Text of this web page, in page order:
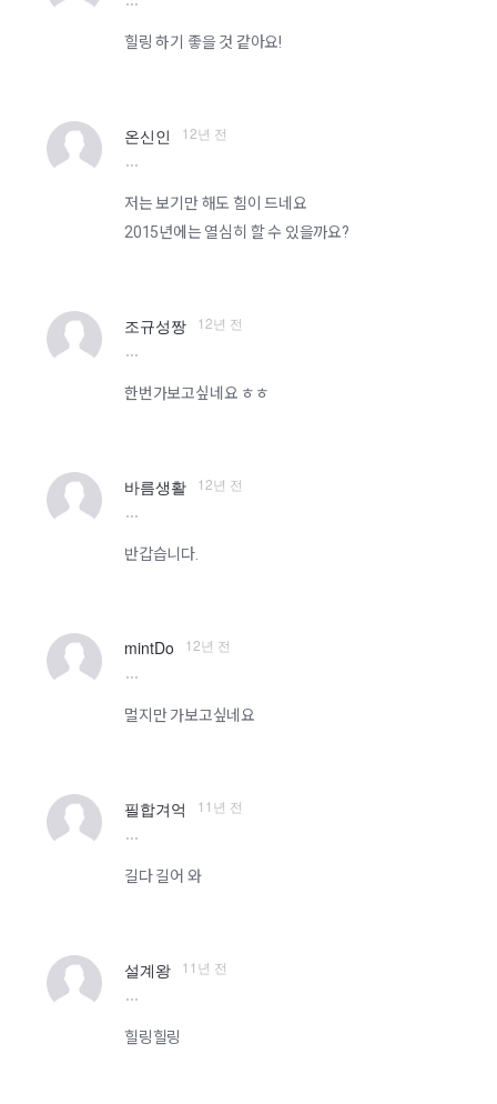
힐링 하기 좋을 것 같아요!
온신인 12년 전
저는 보기만 해도 힘이 드네요
2015년에는 열심히 할 수 있을까요?
조규성짱 12년 전
한번가보고싶네요 ㅎㅎ
바름생활 12년 전
반갑습니다.
mintDo 12년 전
멀지만 가보고싶네요
필합겨억 11년 전
길다 길어 와
설계왕 11년 전
힐링힐링